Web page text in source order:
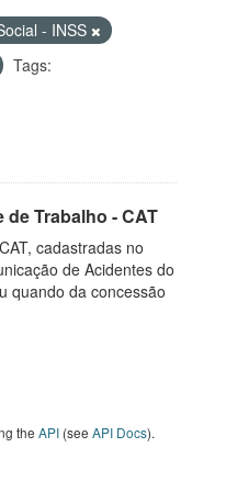
- INSS
Tags:
Trabalho - CAT
cadastradas no
de Acidentes do
quando da concessão
the API (see API Docs).